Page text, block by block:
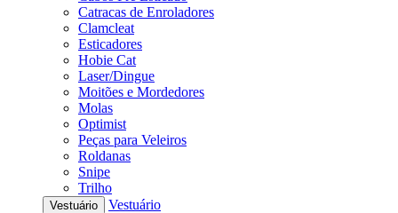
Catracas de Enroladores
Clamcleat
Esticadores
Hobie Cat
Laser/Dingue
Moitões e Mordedores
Molas
Optimist
Peças para Veleiros
Roldanas
Snipe
Trilho
Vestuário
Vestuário